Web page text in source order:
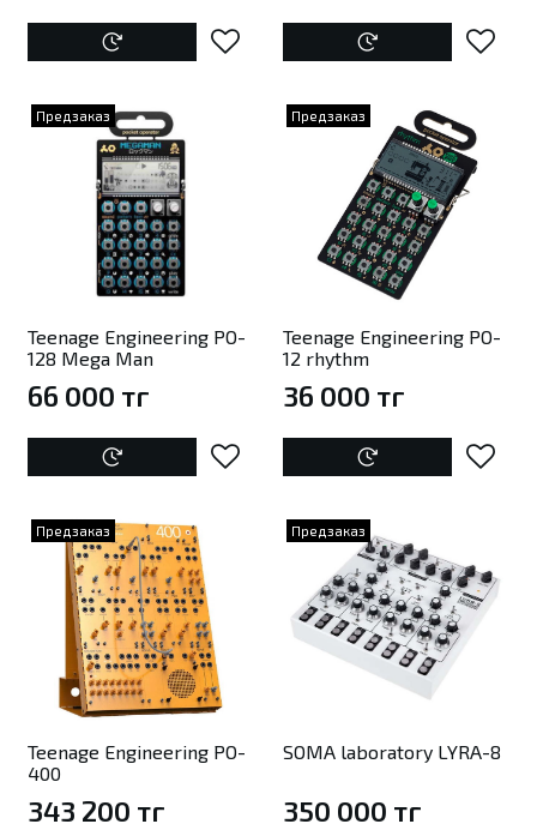
Предзаказ
Teenage Engineering PO-
128 Mega Man
66 000 тг
Предзаказ
Teenage Engineering PO-
12 rhythm
36 000 тг
Предзаказ
Teenage Engineering PO-
400
343 200 тг
Предзаказ
SOMA laboratory LYRA-8
350 000 тг